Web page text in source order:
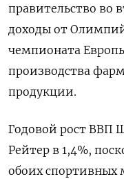
правительство во
доходы от
чемпионата
производства
продукции.
Годовой рост ВВП
Рейтер в 1,4%,
обоих спортивных